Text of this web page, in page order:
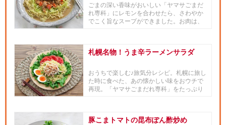
ごまの深い香味がおいしい「ヤマサごまだ
れ専科」にレモンを合わせたら、さわやか
でこく旨なスープができました。お肉は、
札幌名物！うま辛ラーメンサラダ
おうちで楽しむ♪旅気分レシピ。札幌に旅し
た時に食べた、あの懐かしい味をおウチで
再現。「ヤマサごまだれ専科」をたっぷり
豚こまトマトの昆布ぽん酢炒め